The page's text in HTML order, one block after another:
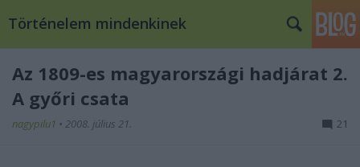
Történelem mindenkinek
Az 1809-es magyarországi hadjárat 2.
A győri csata
nagypilu1 • 2008. július 21. 21